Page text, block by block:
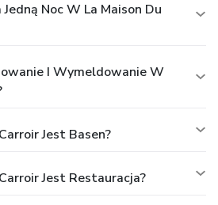
Noc W La Maison Du
I Wymeldowanie W
Jest Basen?
Jest Restauracja?